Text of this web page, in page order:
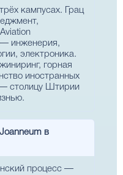
кампусах. Грац
инженерия,
электроника.
горная
иностранных
столицу Штирии
в
процесс —